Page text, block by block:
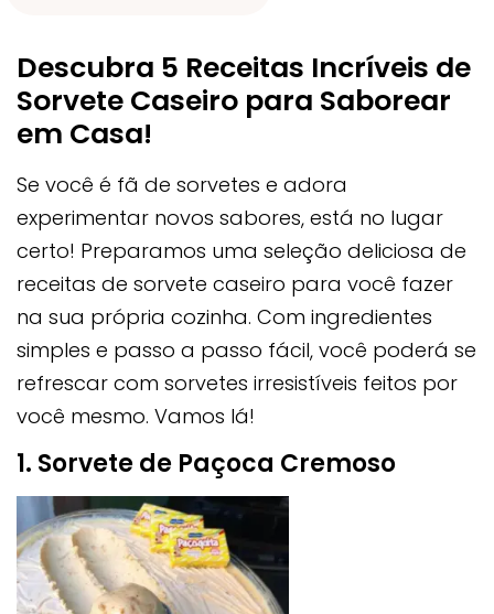
Descubra 5 Receitas Incríveis de
Sorvete Caseiro para Saborear
em Casa!
Se você é fã de sorvetes e adora
experimentar novos sabores, está no lugar
certo! Preparamos uma seleção deliciosa de
receitas de sorvete caseiro para você fazer
na sua própria cozinha. Com ingredientes
simples e passo a passo fácil, você poderá se
refrescar com sorvetes irresistíveis feitos por
você mesmo. Vamos lá!
1. Sorvete de Paçoca Cremoso